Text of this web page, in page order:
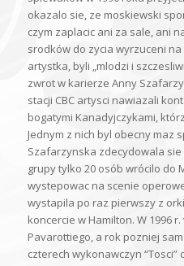
okazalo sie, ze moskiewski
czym zaplacic ani za sale, ani
srodków do zycia wyrzuceni
artystka, byli „mlodzi i
zwrot w karierze Anny
stacji CBC artysci nawiazali
bogatymi Kanadyjczykami,
Jednym z nich byl obecny maz
Szafarzynska zdecydowala sie
grupy tylko 20 osób wrócilo do
wystepowac na scenie
wystapila po raz pierwszy z
koncercie w Hamilton. W 1996
Pavarottiego, a rok pozniej
czterech wykonawczyn